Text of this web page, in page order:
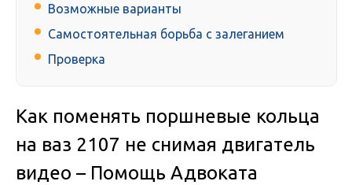
Возможные варианты
Самостоятельная борьба с залеганием
Проверка
Как поменять поршневые кольца
на ваз 2107 не снимая двигатель
видео – Помощь Адвоката